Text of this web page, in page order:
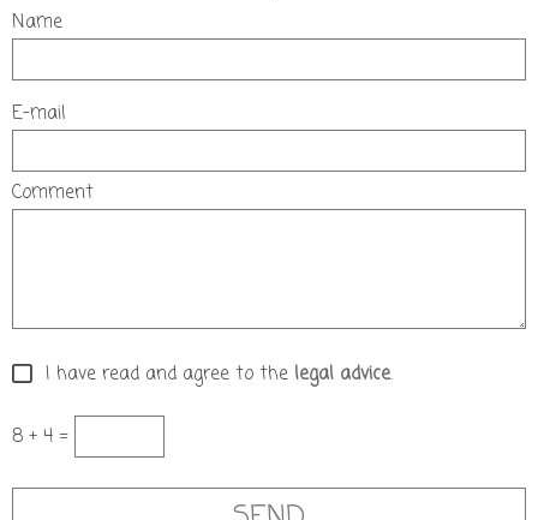
Name
E-mail
Comment
I have read and agree to the legal advice.
8 + 4 =